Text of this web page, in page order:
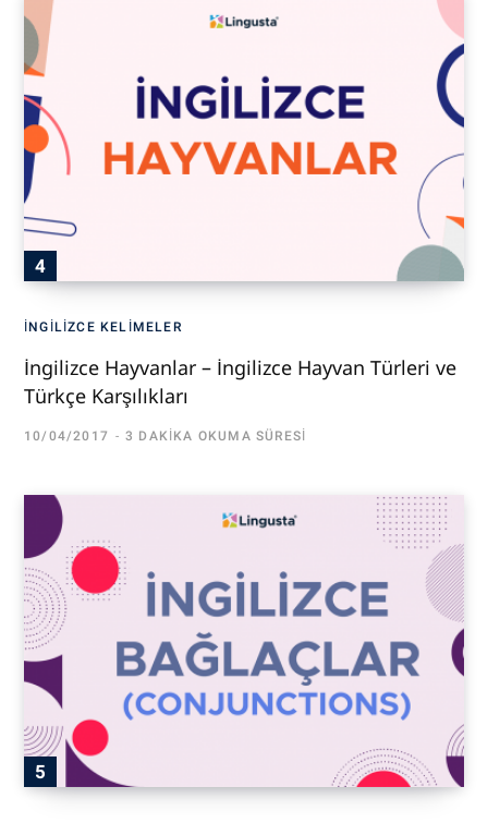
İNGILIZCE KELIMELER
İngilizce Hayvanlar – İngilizce Hayvan Türleri ve
Türkçe Karşılıkları
10/04/2017 3 DAKIKA OKUMA SÜRESI